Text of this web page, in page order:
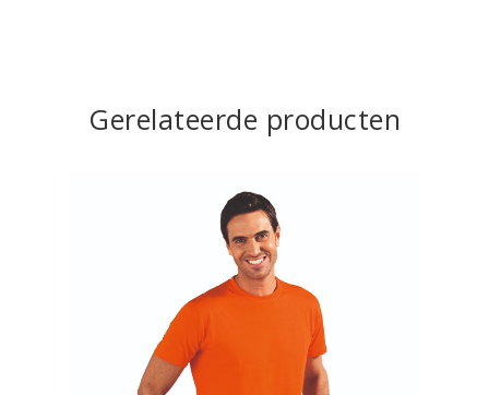
Gerelateerde producten